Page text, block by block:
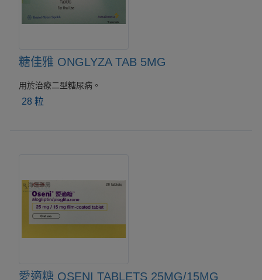
糖佳雅 ONGLYZA TAB 5MG
用於治療二型糖尿病。
28 粒
愛適糖 OSENI TABLETS 25MG/15MG